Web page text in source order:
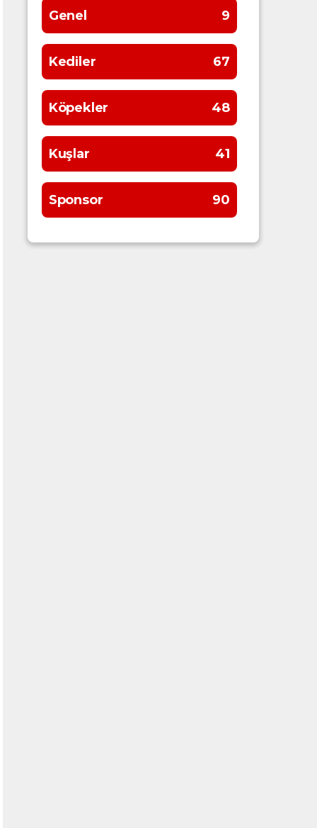
Genel 9
Kediler 67
Köpekler 48
Kuşlar 41
Sponsor 90